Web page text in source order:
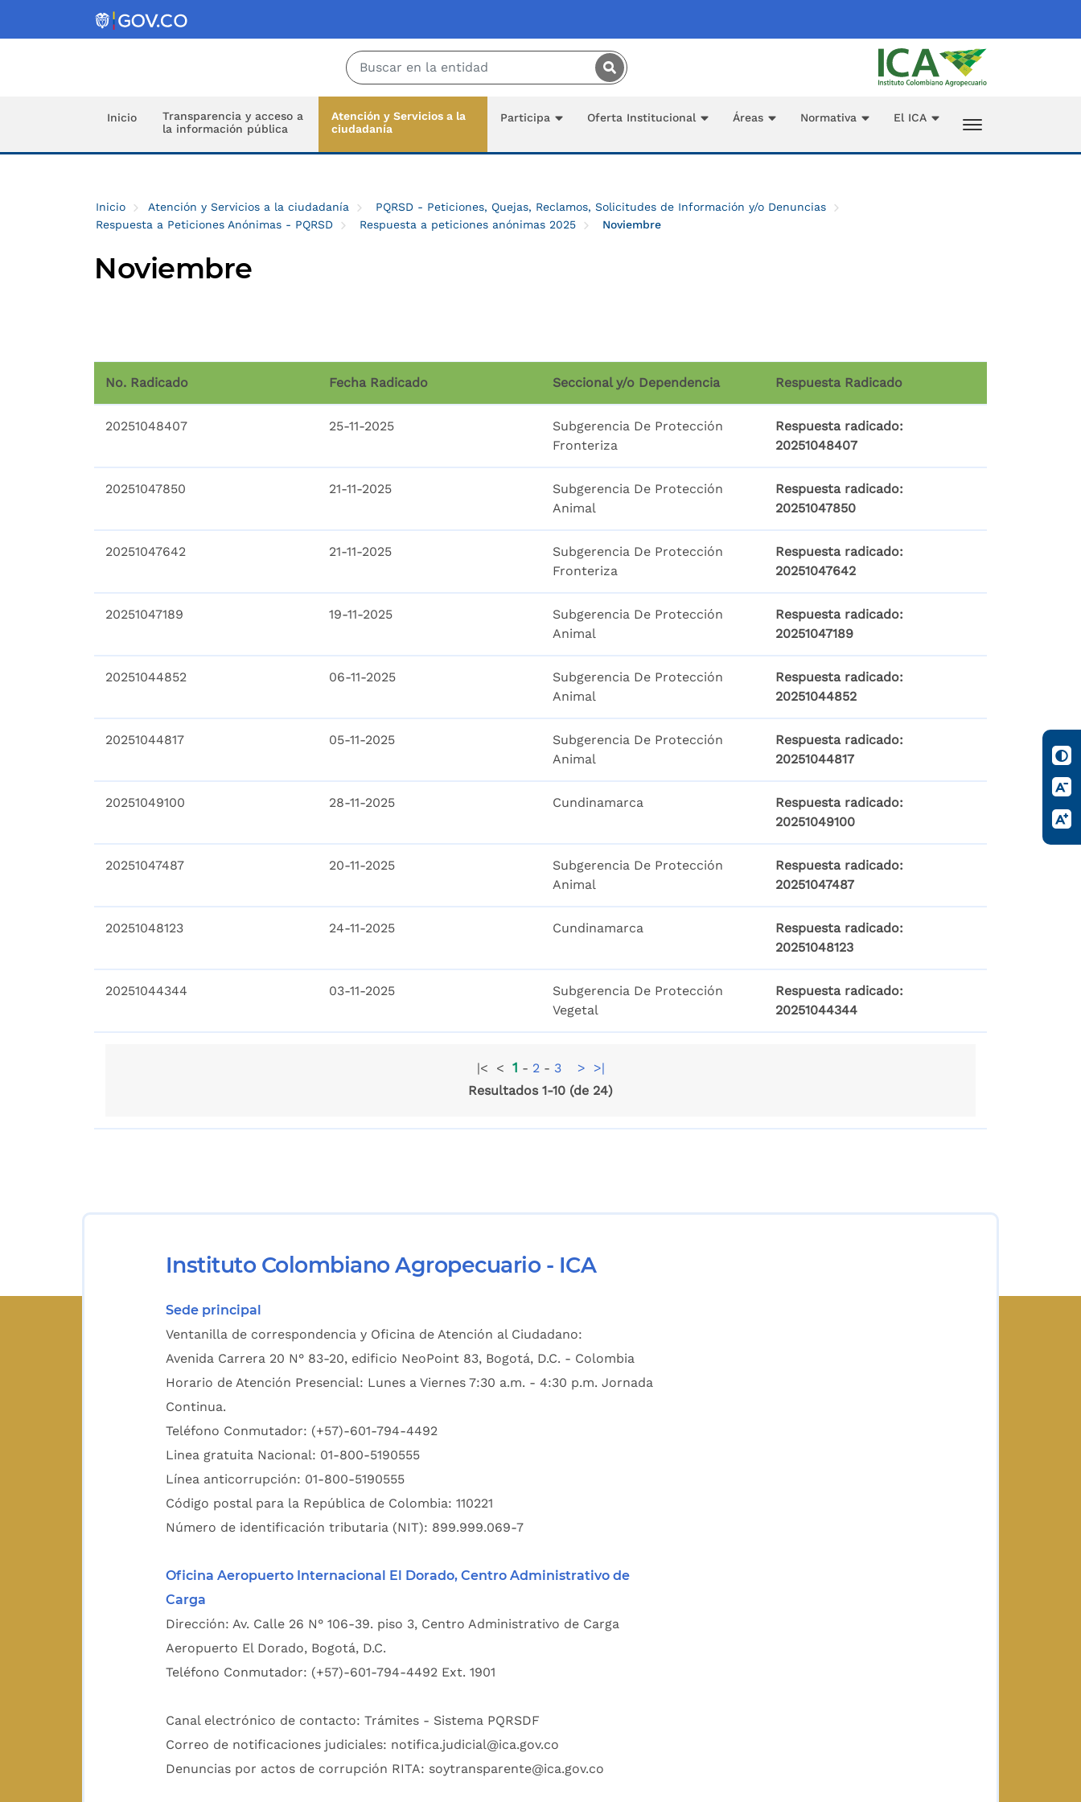
Inicio
Transparencia y acceso a
la información pública
Atención y Servicios a la
ciudadanía
Participa Oferta Institucional Áreas Normativa El ICA
Inicio Atención y Servicios a la ciudadanía
PQRSD - Peticiones, Quejas, Reclamos, Solicitudes de Información y/o Denuncias
Respuesta a Peticiones Anónimas - PQRSD
Respuesta a peticiones anónimas 2025 Noviembre
Noviembre
No. Radicado Fecha Radicado Seccional y/o Dependencia Respuesta Radicado
20251048407 25-11-2025
Subgerencia De Protección
Fronteriza
Respuesta radicado:
20251048407
20251047850 21-11-2025
Subgerencia De Protección
Animal
Respuesta radicado:
20251047850
20251047642 21-11-2025
Subgerencia De Protección
Fronteriza
Respuesta radicado:
20251047642
20251047189 19-11-2025
Subgerencia De Protección
Animal
Respuesta radicado:
20251047189
20251044852 06-11-2025
Subgerencia De Protección
Animal
Respuesta radicado:
20251044852
20251044817 05-11-2025
Subgerencia De Protección
Animal
Respuesta radicado:
20251044817
20251049100 28-11-2025 Cundinamarca
Respuesta radicado:
20251049100
20251047487 20-11-2025
Subgerencia De Protección
Animal
Respuesta radicado:
20251047487
20251048123 24-11-2025 Cundinamarca
Respuesta radicado:
20251048123
20251044344 03-11-2025
Subgerencia De Protección
Vegetal
Respuesta radicado:
20251044344
|< < 1 - 2- 3 >
>|
Resultados 1-10 (de 24)
Instituto Colombiano Agropecuario - ICA
Sede principal
Ventanilla de correspondencia y Oficina de Atención al Ciudadano:
Avenida Carrera 20 N° 83-20, edificio NeoPoint 83, Bogotá, D.C. - Colombia
Horario de Atención Presencial: Lunes a Viernes 7:30 a.m. - 4:30 p.m. Jornada
Continua.
Teléfono Conmutador: (+57)-601-794-4492
Linea gratuita Nacional: 01-800-5190555
Línea anticorrupción: 01-800-5190555
Código postal para la República de Colombia: 110221
Número de identificación tributaria (NIT): 899.999.069-7
Oficina Aeropuerto Internacional El Dorado, Centro Administrativo de
Carga
Dirección: Av. Calle 26 N° 106-39. piso 3, Centro Administrativo de Carga
Aeropuerto El Dorado, Bogotá, D.C.
Teléfono Conmutador: (+57)-601-794-4492 Ext. 1901
Canal electrónico de contacto: Trámites - Sistema PQRSDF
Correo de notificaciones judiciales: notifica.judicial@ica.gov.co
Denuncias por actos de corrupción RITA: soytransparente@ica.gov.co